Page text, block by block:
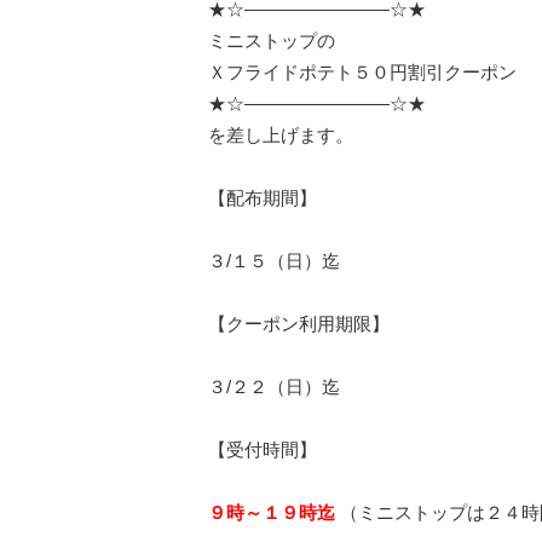
★☆————————☆★
ミニストップの
Ｘフライドポテト５０円割引クーポン
★☆————————☆★
を差し上げます。
【配布期間】
３/１５（日）迄
【クーポン利用期限】
３/２２（日）迄
【受付時間】
９時～１９時迄 （ミニストップは２４